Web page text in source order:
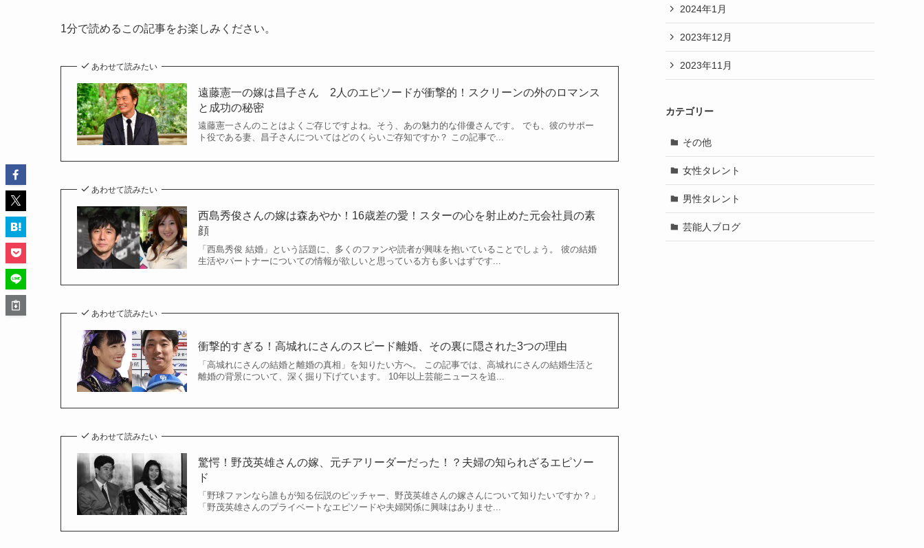
1分で読めるこの記事をお楽しみください。
あわせて読みたい
遠藤憲一の嫁は昌子さん 2人のエピソードが衝撃的！スクリーンの外のロマンス
と成功の秘密
遠藤憲一さんのことはよくご存じですよね。そう、あの魅力的な俳優さんです。 でも、彼のサポー
ト役である妻、昌子さんについてはどのくらいご存知ですか？ この記事で...
あわせて読みたい
西島秀俊さんの嫁は森あやか！16歳差の愛！スターの心を射止めた元会社員の素
顔
「西島秀俊 結婚」という話題に、多くのファンや読者が興味を抱いていることでしょう。 彼の結婚
生活やパートナーについての情報が欲しいと思っている方も多いはずです...
あわせて読みたい
衝撃的すぎる！高城れにさんのスピード離婚、その裏に隠された3つの理由
「高城れにさんの結婚と離婚の真相」を知りたい方へ。 この記事では、高城れにさんの結婚生活と
離婚の背景について、深く掘り下げています。 10年以上芸能ニュースを追...
あわせて読みたい
驚愕！野茂英雄さんの嫁、元チアリーダーだった！？夫婦の知られざるエピソー
ド
「野球ファンなら誰もが知る伝説のピッチャー、野茂英雄さんの嫁さんについて知りたいですか？」
「野茂英雄さんのプライベートなエピソードや夫婦関係に興味はありませ...
2024年1月
2023年12月
2023年11月
カテゴリー
その他
女性タレント
男性タレント
芸能人ブログ